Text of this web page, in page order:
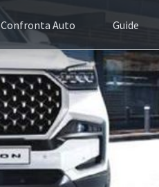
Confronta Auto Guide